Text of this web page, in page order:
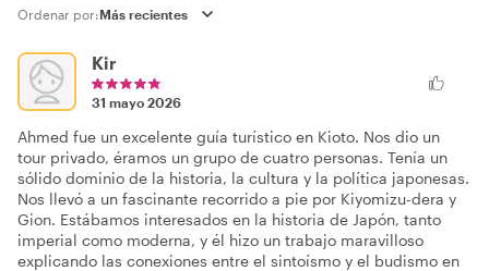
Ordenar por:
Kir
31 mayo 2026
Ahmed fue un excelente guía turístico en Kioto. Nos dio un
tour privado, éramos un grupo de cuatro personas. Tenía un
sólido dominio de la historia, la cultura y la política japonesas.
Nos llevó a un fascinante recorrido a pie por Kiyomizu-dera y
Gion. Estábamos interesados en la historia de Japón, tanto
imperial como moderna, y él hizo un trabajo maravilloso
explicando las conexiones entre el sintoísmo y el budismo en